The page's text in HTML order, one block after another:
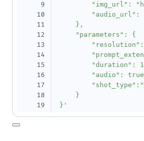
9
10
11
12
13
14
15
16
17
18
19
20
"img_url":
"audio_url":
    },
    "parameters": {
"duration":
"audio":
    }
}'